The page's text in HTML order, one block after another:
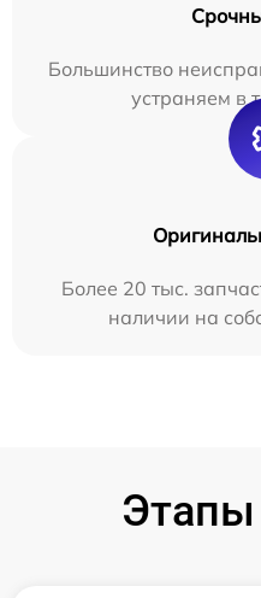
Большинство
устраняем в
Более 20 тыс.
наличии на